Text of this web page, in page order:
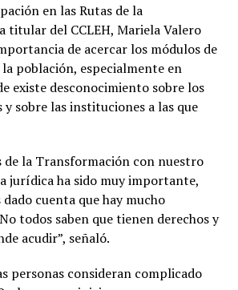
en las Rutas de la
titular del CCLEH, Mariela Valero
de acercar los módulos de
población, especialmente en
existe desconocimiento sobre los
y sobre las instituciones a las que
de la Transformación con nuestro
jurídica ha sido muy importante,
cuenta que hay mucho
todos saben que tienen derechos y
acudir”, señaló.
personas consideran complicado